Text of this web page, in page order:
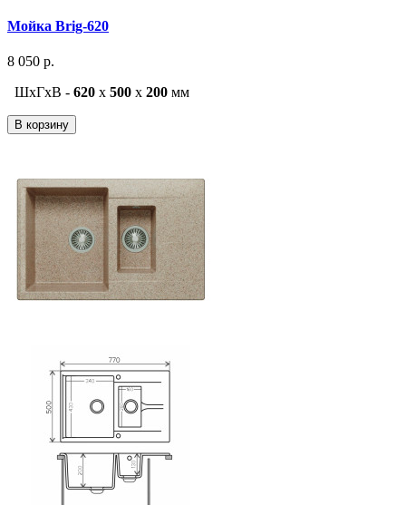
Мойка Brig-620
8 050 р.
ШxГxВ - 620 x 500 x 200 мм
В корзину